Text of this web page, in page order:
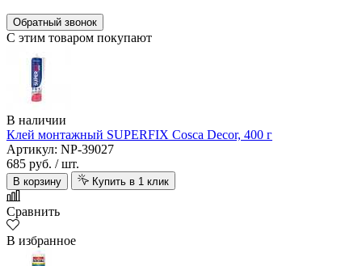
Обратный звонок
С этим товаром покупают
В наличии
Клей монтажный SUPERFIX Cosca Decor, 400 г
Артикул: NP-39027
685 руб. / шт.
В корзину Купить в 1 клик
Сравнить
В избранное